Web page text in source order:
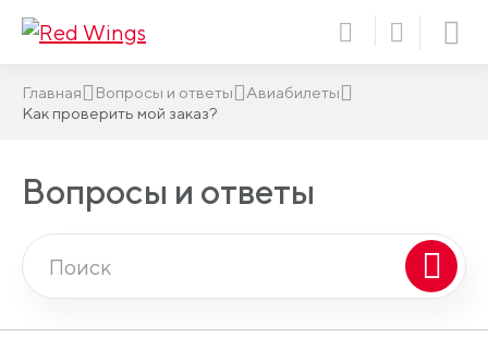
Главная Вопросы и ответы
Авиабилеты
Как проверить мой заказ?
Вопросы и ответы